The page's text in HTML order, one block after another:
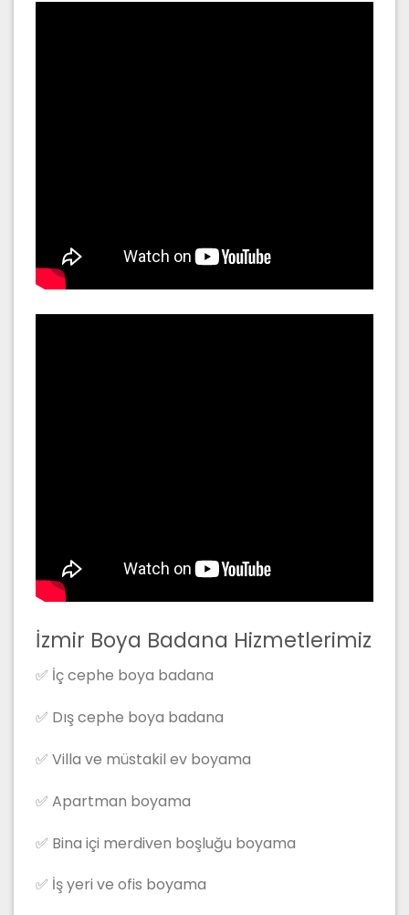
İzmir Boya Badana Hizmetlerimiz
✅ İç cephe boya badana
✅ Dış cephe boya badana
✅ Villa ve müstakil ev boyama
✅ Apartman boyama
✅ Bina içi merdiven boşluğu boyama
✅ İş yeri ve ofis boyama